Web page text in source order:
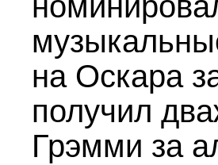
на Оскара
получил
Грэмми за